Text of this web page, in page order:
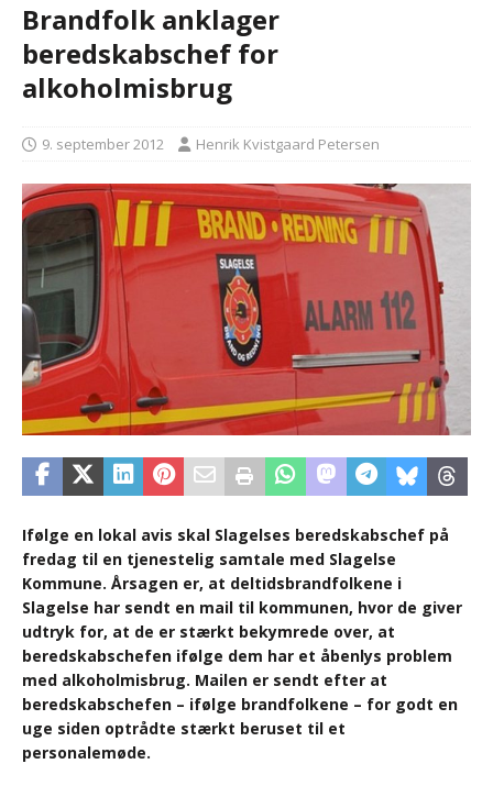
Brandfolk anklager
beredskabschef for
alkoholmisbrug
9. september 2012 Henrik Kvistgaard Petersen
Ifølge en lokal avis skal Slagelses beredskabschef på
fredag til en tjenestelig samtale med Slagelse
Kommune. Årsagen er, at deltidsbrandfolkene i
Slagelse har sendt en mail til kommunen, hvor de giver
udtryk for, at de er stærkt bekymrede over, at
beredskabschefen ifølge dem har et åbenlys problem
med alkoholmisbrug. Mailen er sendt efter at
beredskabschefen – ifølge brandfolkene – for godt en
uge siden optrådte stærkt beruset til et
personalemøde.